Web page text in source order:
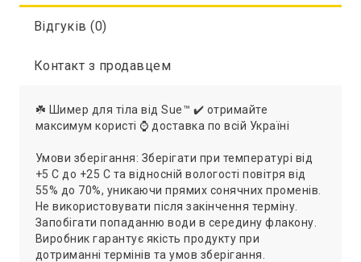
Відгуків (0)
Контакт з продавцем
☘️ Шимер для тіла від Sue™ ✔️ отримайте
максимум користі ⌚ доставка по всій Україні
Умови зберігання: Зберігати при температурі від
+5 С до +25 С та відносній вологості повітря від
55% до 70%, уникаючи прямих сонячних променів.
Не використовувати після закінчення терміну.
Запобігати попаданню води в середину флакону.
Виробник гарантує якість продукту при
дотриманні термінів та умов зберігання.